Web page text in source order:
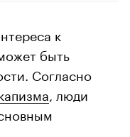
к
быть
Согласно
, люди